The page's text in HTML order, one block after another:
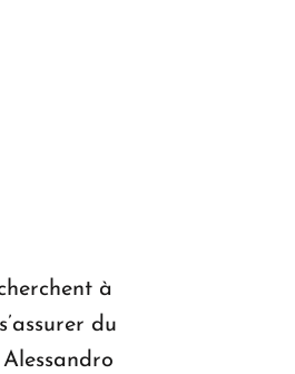
à
du